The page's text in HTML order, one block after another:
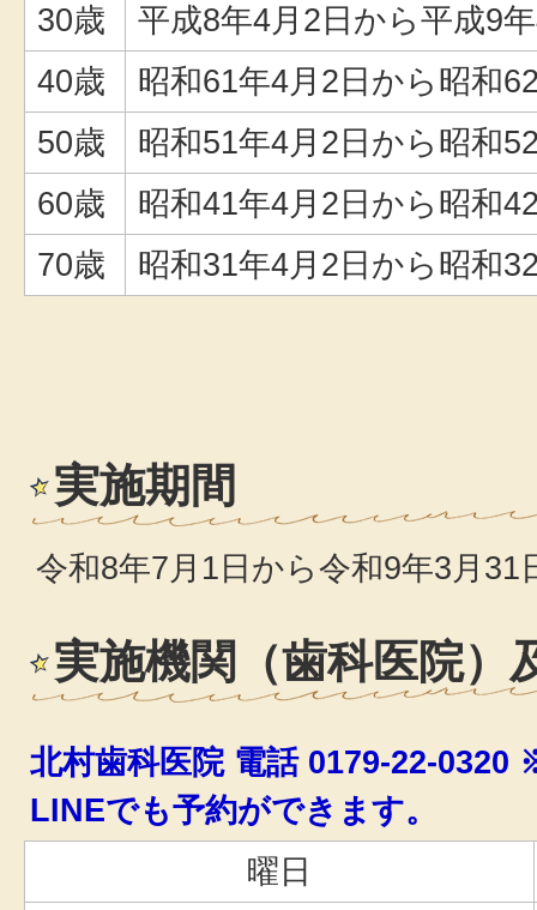
30歳
平成8年4月2日から平成9
40歳
昭和61年4月2日から昭和
50歳
昭和51年4月2日から昭和
60歳
昭和41年4月2日から昭和
70歳
昭和31年4月2日から昭和
実施期間
令和8年7月1日から令和9年3月31
実施機関（歯科医院）
北村歯科医院 電話 0179-22-0320
LINEでも予約ができます。
曜日